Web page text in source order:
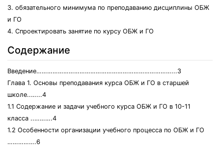
3. обязательного минимума по преподаванию дисциплины ОБЖ
и ГО
4. Спроектировать занятие по курсу ОБЖ и ГО
Содержание
Введение…………………………………………………………………...3
Глава 1. Основы преподавания курса ОБЖ и ГО в старшей
школе..…...4
1.1 Содержание и задачи учебного курса ОБЖ и ГО в 10-11
класса ..……….4
1.2 Особенности организации учебного процесса по ОБЖ и ГО
…………….6